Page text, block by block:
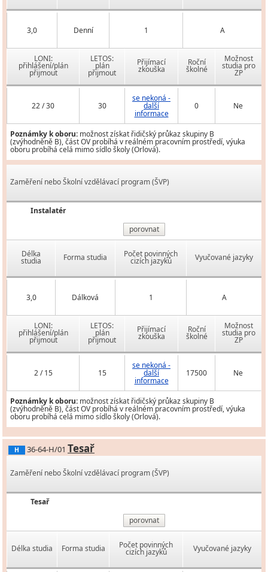
3,0 Denní 1 A
LONI:
přihlášení/plán
přijmout
LETOS:
plán
přijmout
Přijímací
zkouška
Roční
školné
Možnost
studia pro
ZP
22 / 30 30
se nekoná -
další
informace
0 Ne
Poznámky k oboru: možnost získat řidičský průkaz skupiny B
(zvýhodněně B), část OV probíhá v reálném pracovním prostředí, výuka
oboru probíhá celá mimo sídlo školy (Orlová).
Zaměření nebo Školní vzdělávací program (ŠVP)
Instalatér
porovnat
Délka
studia Forma studia Počet povinných
cizích jazyků Vyučované jazyky
3,0 Dálková 1 A
LONI:
přihlášení/plán
přijmout
LETOS:
plán
přijmout
Přijímací
zkouška
Roční
školné
Možnost
studia pro
ZP
2 / 15 15
se nekoná -
další
informace
17500 Ne
Poznámky k oboru: možnost získat řidičský průkaz skupiny B
(zvýhodněně B), část OV probíhá v reálném pracovním prostředí, výuka
oboru probíhá celá mimo sídlo školy (Orlová).
H 36-64-H/01 Tesař
Zaměření nebo Školní vzdělávací program (ŠVP)
Tesař
porovnat
Délka studia Forma studia Počet povinných
cizích jazyků Vyučované jazyky